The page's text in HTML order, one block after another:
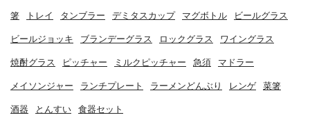
箸 トレイ タンブラー デミタスカップ マグボトル ビールグラス
ビールジョッキ ブランデーグラス ロックグラス ワイングラス
焼酎グラス ピッチャー ミルクピッチャー 急須 マドラー
メイソンジャー ランチプレート ラーメンどんぶり レンゲ 菜箸
酒器 とんすい 食器セット